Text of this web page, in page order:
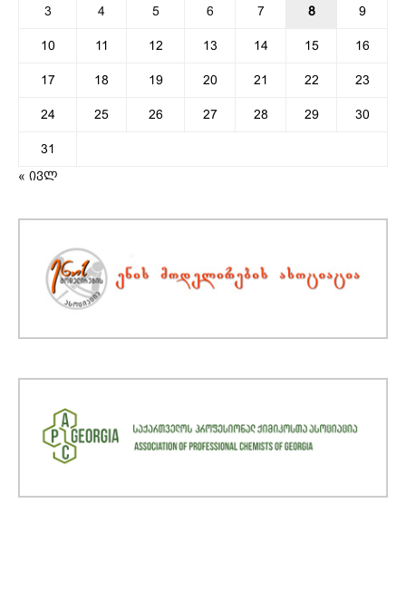
3 4 5 6 7 8 9
10 11 12 13 14 15 16
17 18 19 20 21 22 23
24 25 26 27 28 29 30
31
« ივლ